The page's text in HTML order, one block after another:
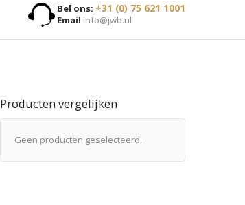
Bel ons: +31 (0) 75 621 1001
Email info@jwb.nl
Producten vergelijken
Geen producten geselecteerd.